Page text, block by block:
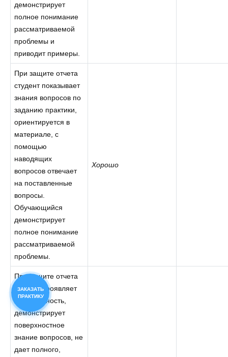
ЗАКАЗАТЬ
ПРАКТИКУ
демонстрирует
полное понимание
рассматриваемой
проблемы и
приводит примеры.
При защите отчета
студент показывает
знания вопросов по
заданию практики,
ориентируется в
материале, с
помощью
наводящих
вопросов отвечает
на поставленные
вопросы.
Обучающийся
демонстрирует
полное понимание
рассматриваемой
проблемы.
Хорошо
При защите отчета
студент проявляет
неуверенность,
демонстрирует
поверхностное
знание вопросов, не
дает полного,